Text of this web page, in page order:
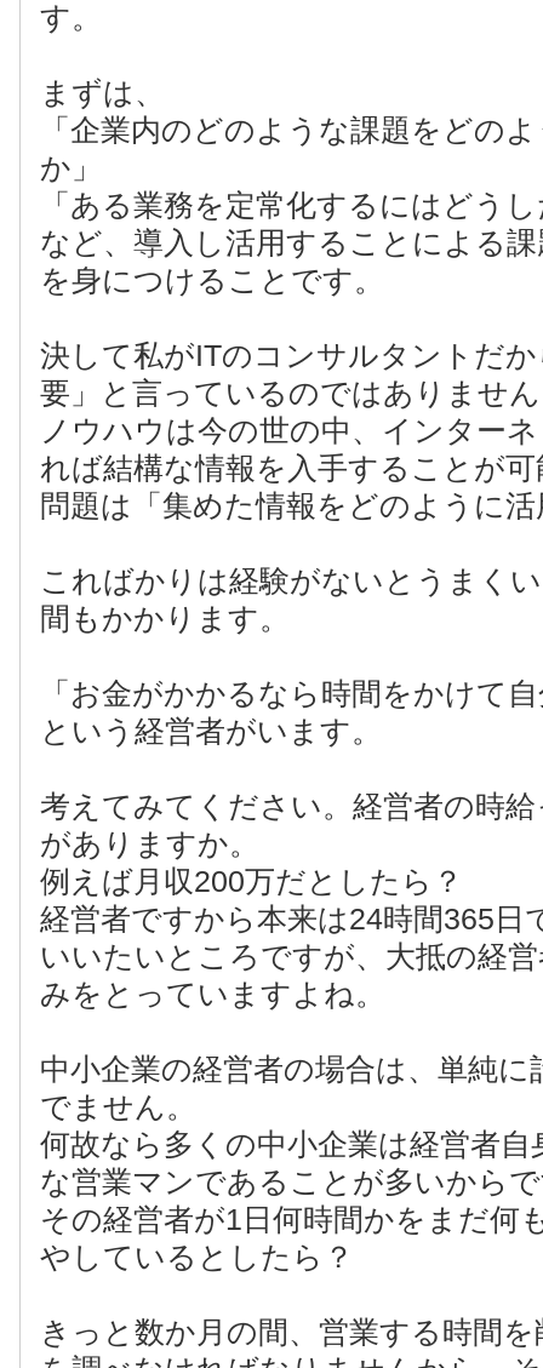
す。
まずは、
「企業内のどのような課題をどの
か」
「ある業務を定常化するにはどう
など、導入し活用することによる
を身につけることです。
決して私がITのコンサルタントだ
要」と言っているのではありませ
ノウハウは今の世の中、インター
れば結構な情報を入手することが
問題は「集めた情報をどのように
こればかりは経験がないとうまく
間もかかります。
「お金がかかるなら時間をかけて
という経営者がいます。
考えてみてください。経営者の時
がありますか。
例えば月収200万だとしたら？
経営者ですから本来は24時間365日
いいたいところですが、大抵の経
みをとっていますよね。
中小企業の経営者の場合は、単純
でません。
何故なら多くの中小企業は経営者
な営業マンであることが多いから
その経営者が1日何時間かをまだ何
やしているとしたら？
きっと数か月の間、営業する時間